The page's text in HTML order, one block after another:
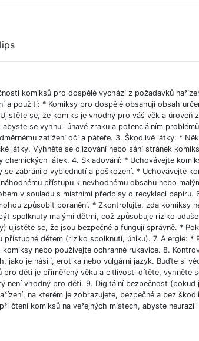
komiksů pro dospělé vychází z požadavků
a použití: * Komiksy pro dospělé obsahují obsah
se, že komiks je vhodný pro váš věk a
se vyhnuli únavě zraku a potenciálním
zatížení očí a páteře. 3. Škodlivé látky: *
látky. Vyhněte se olizování nebo sání stránek
látek. 4. Skladování: * Uchovávejte
se zabránilo vyblednutí a poškození. * Uchovávejte
přístupu k nevhodnému obsahu nebo
v souladu s místními předpisy o recyklaci papíru.
způsobit poranění. * Zkontrolujte, zda komiksy
spolknuty malými dětmi, což způsobuje riziko
ujistěte se, že jsou bezpečné a fungují správně. *
přístupné dětem (riziko spolknutí, úniku). 7. Alergie: *
nebo používejte ochranné rukavice. 8.
jako je násilí, erotika nebo vulgární jazyk. Buďte si
děti je přiměřený věku a citlivosti dítěte, vyhněte
není vhodný pro děti. 9. Digitální bezpečnost
na kterém je zobrazujete, bezpečné a bez
čtení komiksů na veřejných místech, abyste